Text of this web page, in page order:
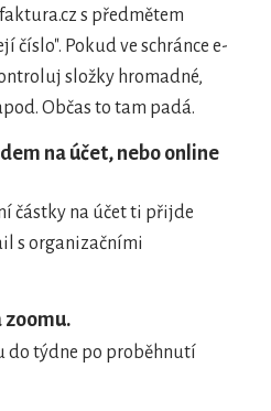
s předmětem
číslo". Pokud ve schránce e-
složky hromadné,
Občas to tam padá.
na účet, nebo online
částky na účet ti přijde
s organizačními
zoomu.
do týdne po proběhnutí